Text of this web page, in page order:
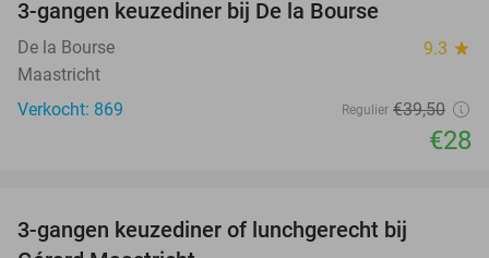
3-gangen keuzediner bij De la Bourse
De la Bourse 9.3 star
Maastricht
Verkocht: 869
Regulier €39,50
€28
3-gangen keuzediner of lunchgerecht bij